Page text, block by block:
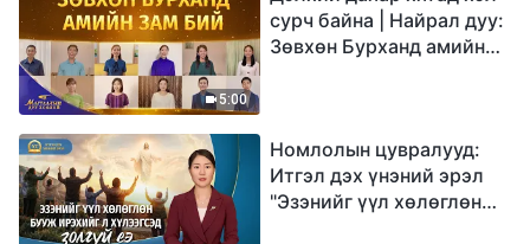
5:00
сурч байна | Найрал дуу:
Зөвхөн Бурханд амийн
Номлолын цувралууд:
Итгэл дэх үнэний эрэл
"Эзэнийг үүл хөлөглөн